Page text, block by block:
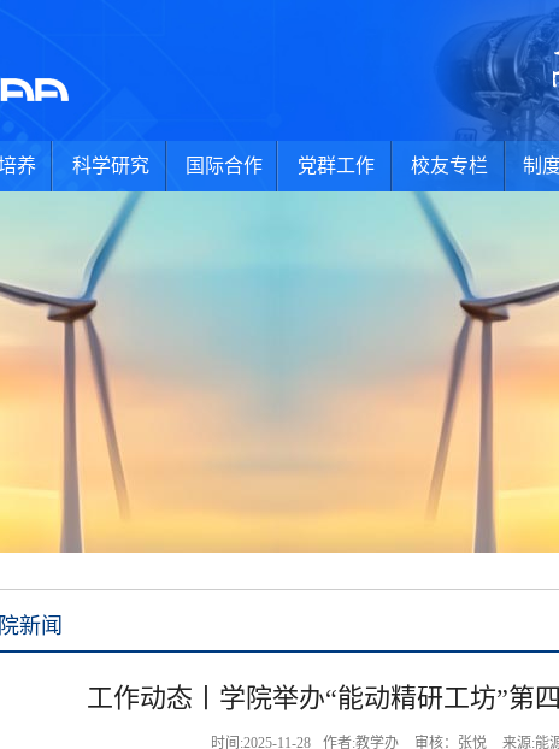
养 科学研究 国际合作 党群工作 校友专栏 制
新闻
工作动态丨学院举办“能动精研工坊”
时间:2025-11-28 作者:教学办 审核：张悦 来源:能